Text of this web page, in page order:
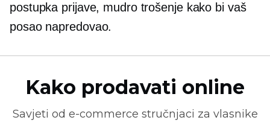
postupka prijave, mudro trošenje kako bi vaš
posao napredovao.
Kako prodavati online
Savjeti od e-commerce stručnjaci za vlasnike